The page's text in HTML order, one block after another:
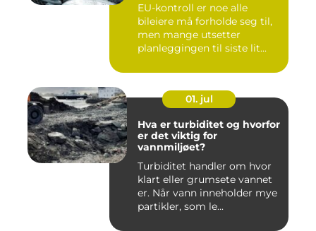
EU-kontroll er noe alle
bileiere må forholde seg til,
men mange utsetter
planleggingen til siste lit...
01. jul
Hva er turbiditet og hvorfor
er det viktig for
vannmiljøet?
Turbiditet handler om hvor
klart eller grumsete vannet
er. Når vann inneholder mye
partikler, som le...